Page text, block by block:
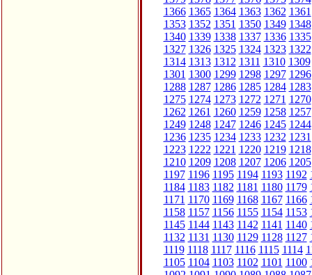
1366 1365 1364 1363 1362 1361
1353 1352 1351 1350 1349 1348
1340 1339 1338 1337 1336 1335
1327 1326 1325 1324 1323 1322
1314 1313 1312 1311 1310 1309
1301 1300 1299 1298 1297 1296
1288 1287 1286 1285 1284 1283
1275 1274 1273 1272 1271 1270
1262 1261 1260 1259 1258 1257
1249 1248 1247 1246 1245 1244
1236 1235 1234 1233 1232 1231
1223 1222 1221 1220 1219 1218
1210 1209 1208 1207 1206 1205
1197 1196 1195 1194 1193 1192
1184 1183 1182 1181 1180 1179
1171 1170 1169 1168 1167 1166
1158 1157 1156 1155 1154 1153
1145 1144 1143 1142 1141 1140
1132 1131 1130 1129 1128 1127
1119 1118 1117 1116 1115 1114
1105 1104 1103 1102 1101 1100